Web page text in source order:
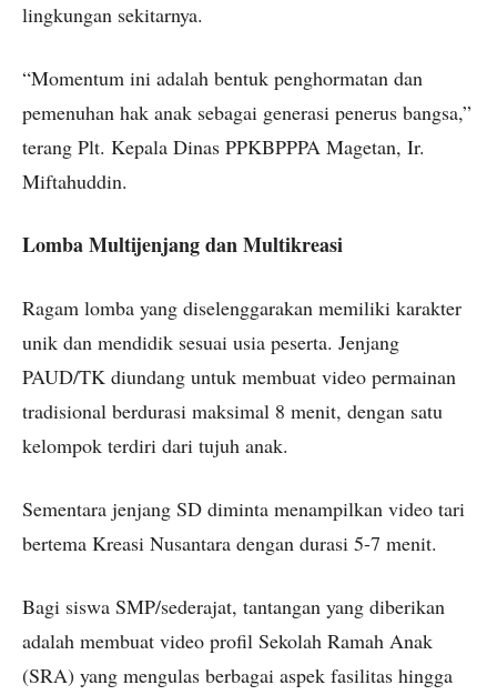
lingkungan sekitarnya.
“Momentum ini adalah bentuk penghormatan dan
pemenuhan hak anak sebagai generasi penerus bangsa,”
terang Plt. Kepala Dinas PPKBPPPA Magetan, Ir.
Miftahuddin.
Lomba Multijenjang dan Multikreasi
Ragam lomba yang diselenggarakan memiliki karakter
unik dan mendidik sesuai usia peserta. Jenjang
PAUD/TK diundang untuk membuat video permainan
tradisional berdurasi maksimal 8 menit, dengan satu
kelompok terdiri dari tujuh anak.
Sementara jenjang SD diminta menampilkan video tari
bertema Kreasi Nusantara dengan durasi 5-7 menit.
Bagi siswa SMP/sederajat, tantangan yang diberikan
adalah membuat video profil Sekolah Ramah Anak
(SRA) yang mengulas berbagai aspek fasilitas hingga